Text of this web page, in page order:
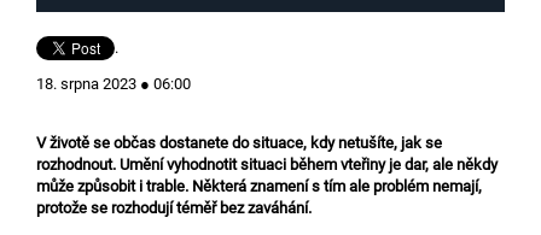
.
18. srpna 2023 ● 06:00
V životě se občas dostanete do situace, kdy netušíte, jak se
rozhodnout. Umění vyhodnotit situaci během vteřiny je dar, ale někdy
může způsobit i trable. Některá znamení s tím ale problém nemají,
protože se rozhodují téměř bez zaváhání.